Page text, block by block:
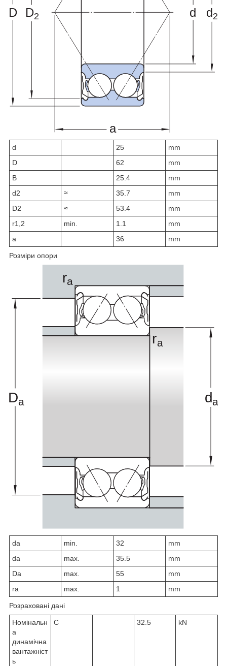
d 25
mm
D
62
mm
B
25.4
mm
d2 ≈ 35.7
mm
D2 ≈ 53.4
mm
r1,2 min. 1.1
mm
a
36 mm
Розміри опори
da min. 32
mm
da max. 35.5
mm
Da max. 55
mm
ra max. 1 mm
Розраховані дані
Номінальн
а
динамічна
вантажніст
ь
C 32.5 kN